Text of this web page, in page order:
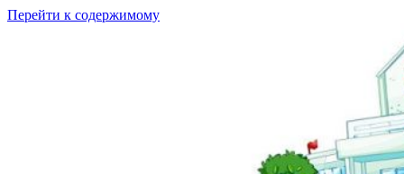
Перейти к содержимому